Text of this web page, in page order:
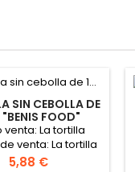
SIN CEBOLLA DE
"BENIS FOOD"
venta: La tortilla
venta: La tortilla
de 1 kg
Precio
5,88 €